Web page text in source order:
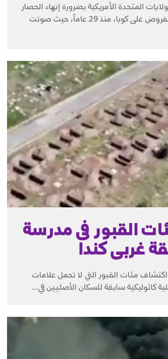
المتحدة الأمريكية بضرورة إنهاء الحصار
الاقتصادي الأمريكي المفروض على كوبا، منذ 29 عاماً، حيث صوتت
القبور فى مدرسة
غربى كندا
مئات القبور التي لا تحمل علامات
كاثوليكية سابقة للسكان الأصليين في...